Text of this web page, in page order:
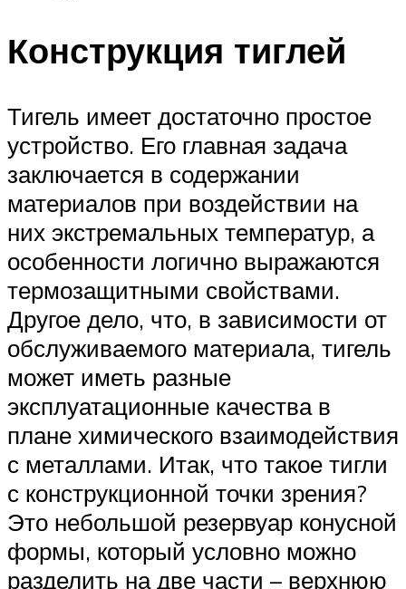
Конструкция тиглей
Тигель имеет достаточно простое
устройство. Его главная задача
заключается в содержании
материалов при воздействии на
них экстремальных температур, а
особенности логично выражаются
термозащитными свойствами.
Другое дело, что, в зависимости от
обслуживаемого материала, тигель
может иметь разные
эксплуатационные качества в
плане химического взаимодействия
с металлами. Итак, что такое тигли
с конструкционной точки зрения?
Это небольшой резервуар конусной
формы, который условно можно
разделить на две части – верхнюю